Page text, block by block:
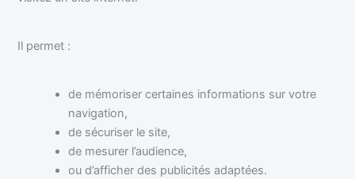
Il permet :
de mémoriser certaines informations sur votre
navigation,
de sécuriser le site,
de mesurer l’audience,
ou d’afficher des publicités adaptées.